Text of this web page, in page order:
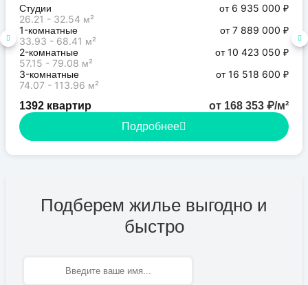
Студии
26.21 - 32.54 м²
от 6 935 000 ₽
1-комнатные
33.93 - 68.41 м²
от 7 889 000 ₽
2-комнатные
57.15 - 79.08 м²
от 10 423 050 ₽
3-комнатные
74.07 - 113.96 м²
от 16 518 600 ₽
1392 квартир
от 168 353 ₽/м²
Подробнее
Подберем жилье выгодно и
быстро